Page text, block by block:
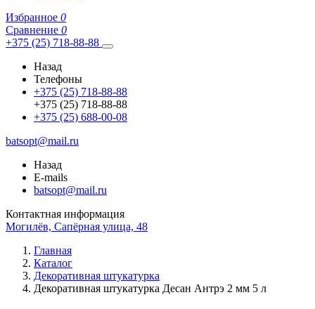
Избранное 0
Сравнение 0
+375 (25) 718-88-88
Назад
Телефоны
+375 (25) 718-88-88
+375 (25) 718-88-88
+375 (25) 688-00-08
batsopt@mail.ru
Назад
E-mails
batsopt@mail.ru
Контактная информация
Могилёв, Сапёрная улица, 48
Главная
Каталог
Декоративная штукатурка
Декоративная штукатурка Десан Антрэ 2 мм 5 л